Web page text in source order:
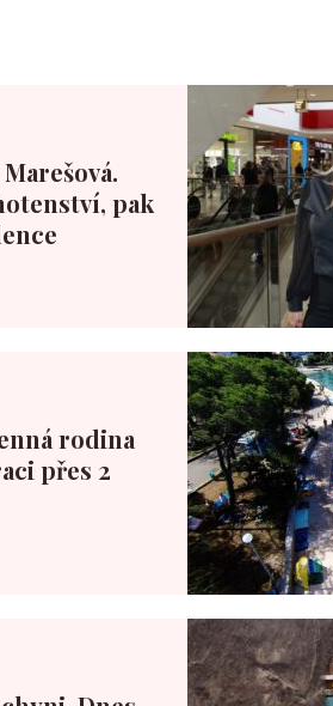
pak
rodina
přes 2